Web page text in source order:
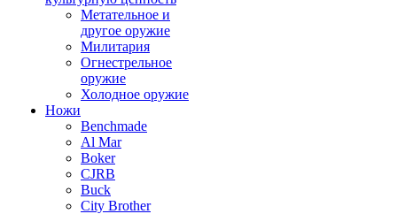
Метательное и
другое оружие
Милитария
Огнестрельное
оружие
Холодное оружие
Ножи
Benchmade
Al Mar
Boker
CJRB
Buck
City Brother